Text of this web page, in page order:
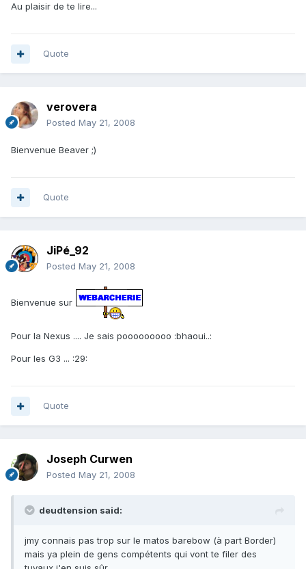
Au plaisir de te lire...
Quote
verovera
Posted May 21, 2008
Bienvenue Beaver ;)
Quote
JiPé_92
Posted May 21, 2008
Bienvenue sur
Pour la Nexus .... Je sais pooooooooo :bhaoui..:
Pour les G3 ... :29:
Quote
Joseph Curwen
Posted May 21, 2008
deudtension said:
jmy connais pas trop sur le matos barebow (à part Border)
mais ya plein de gens compétents qui vont te filer des